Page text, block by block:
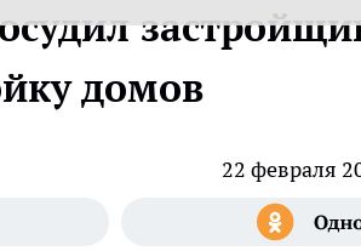
домов
22 февраля